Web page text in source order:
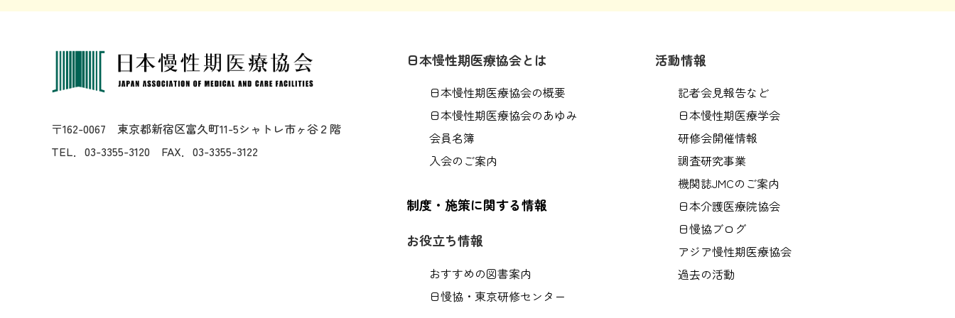
〒162-0067 東京都新宿区富久町11-5シャトレ市ヶ谷２階
TEL．03-3355-3120 FAX．03-3355-3122
日本慢性期医療協会とは
日本慢性期医療協会の概要
日本慢性期医療協会のあゆみ
会員名簿
入会のご案内
制度・施策に関する情報
お役立ち情報
おすすめの図書案内
日慢協・東京研修センター
活動情報
記者会見報告など
日本慢性期医療学会
研修会開催情報
調査研究事業
機関誌JMCのご案内
日本介護医療院協会
日慢協ブログ
アジア慢性期医療協会
過去の活動